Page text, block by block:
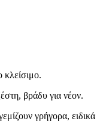
κλείσιμο.
βράδυ για νέον.
γρήγορα, ειδικά